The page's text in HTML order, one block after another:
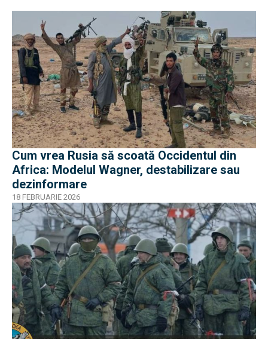
Cum vrea Rusia să scoată Occidentul din
Africa: Modelul Wagner, destabilizare sau
dezinformare
18 FEBRUARIE 2026